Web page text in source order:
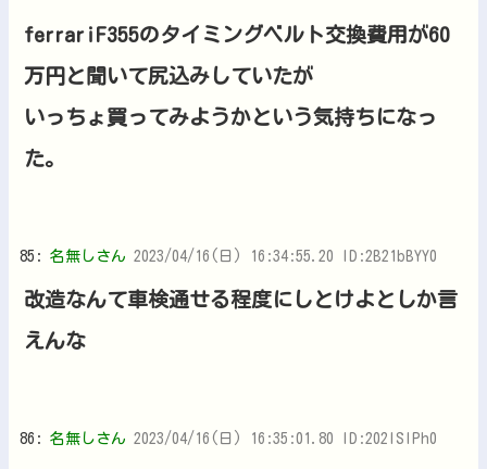
ferrariF355のタイミングベルト交換費用が60
万円と聞いて尻込みしていたが
いっちょ買ってみようかという気持ちになっ
た。
85: 名無しさん 2023/04/16(日) 16:34:55.20 ID:2B21bBYY0
改造なんて車検通せる程度にしとけよとしか言
えんな
86: 名無しさん 2023/04/16(日) 16:35:01.80 ID:202lSIPh0